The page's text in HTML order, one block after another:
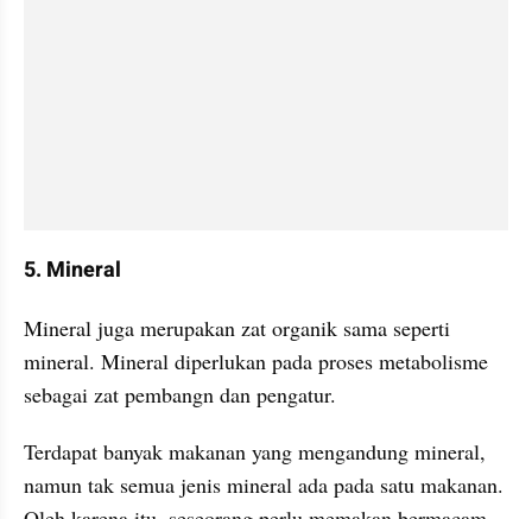
5. Mineral
Mineral juga merupakan zat organik sama seperti
mineral. Mineral diperlukan pada proses metabolisme
sebagai zat pembangn dan pengatur.
Terdapat banyak makanan yang mengandung mineral,
namun tak semua jenis mineral ada pada satu makanan.